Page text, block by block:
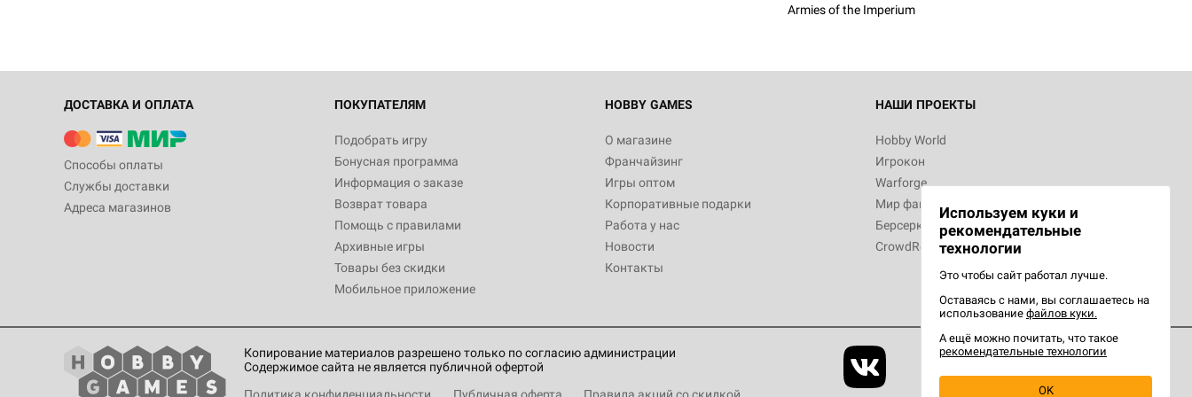
Armies of the Imperium
ДОСТАВКА И ОПЛАТА
Способы оплаты
Службы доставки
Адреса магазинов
ПОКУПАТЕЛЯМ
Подобрать игру
Бонусная программа
Информация о заказе
Возврат товара
Помощь с правилами
Архивные игры
Товары без скидки
Мобильное приложение
HOBBY GAMES
О магазине
Франчайзинг
Игры оптом
Корпоративные подарки
Работа у нас
Новости
Контакты
НАШИ ПРОЕКТЫ
Hobby World
Игрокон
Warforge
Мир фантастики
Берсерк
CrowdRepublic
Копирование материалов разрешено только по согласию администрации
Содержимое сайта не является публичной офертой
Используем куки и
рекомендательные
технологии
Это чтобы сайт работал лучше.
Оставаясь с нами, вы соглашаетесь на
использование файлов куки.
А ещё можно почитать, что такое
рекомендательные технологии
OK